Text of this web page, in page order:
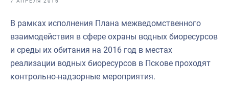
Выставки и конференции
Научно-практическая литература
Рыбоохрана России
В рамках исполнения Плана межведомственного
взаимодействия в сфере охраны водных биоресурсов
и среды их обитания на 2016 год в местах
реализации водных биоресурсов в Пскове проходят
контрольно-надзорные мероприятия.